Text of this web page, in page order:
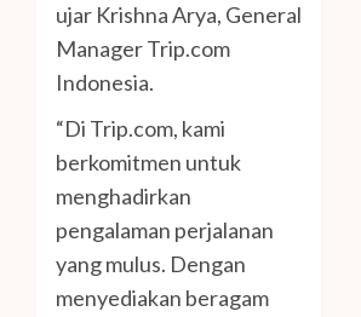
ujar Krishna Arya, General
Manager Trip.com
Indonesia.
“Di Trip.com, kami
berkomitmen untuk
menghadirkan
pengalaman perjalanan
yang mulus. Dengan
menyediakan beragam